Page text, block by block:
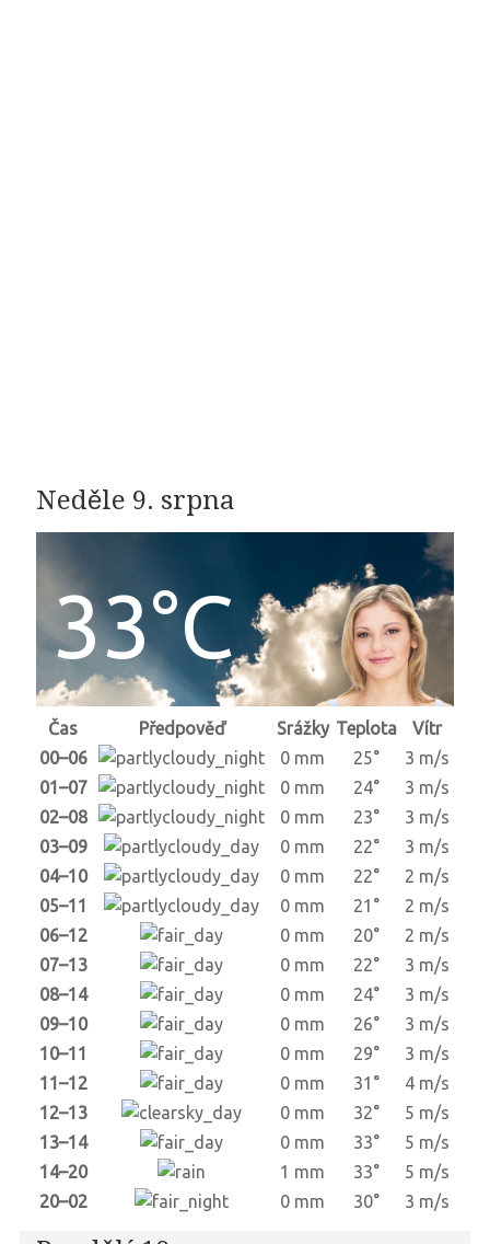
Neděle 9. srpna
33°C
Čas Předpověď Srážky Teplota
Vítr
00–06
0 mm 25°
3 m/s
01–07
0 mm 24°
3 m/s
02–08
0 mm 23°
3 m/s
03–09
0 mm 22°
3 m/s
04–10
0 mm 22°
2 m/s
05–11
0 mm 21°
2 m/s
06–12
0 mm 20°
2 m/s
07–13
0 mm 22°
3 m/s
08–14
0 mm 24°
3 m/s
09–10
0 mm 26°
3 m/s
10–11
0 mm 29°
3 m/s
11–12
0 mm 31°
4 m/s
12–13
0 mm 32°
5 m/s
13–14
0 mm 33°
5 m/s
14–20
1 mm 33°
5 m/s
20–02
0 mm 30° 3 m/s